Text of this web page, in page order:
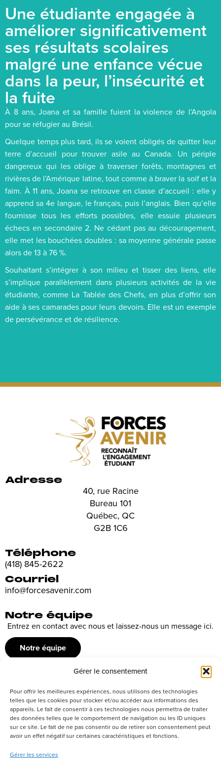
Gérer le consentement
Pour offrir les meilleures expériences, nous utilisons des technologies
telles que les cookies pour stocker et/ou accéder aux informations des
appareils. Le fait de consentir à ces technologies nous permettra de traiter
des données telles que le comportement de navigation ou les ID uniques
sur ce site. Le fait de ne pas consentir ou de retirer son consentement peut
avoir un effet négatif sur certaines caractéristiques et fonctions.
Gérer les services
Une étudiante engagée à
améliorer significativement
ses résultats scolaires
malgré une enfance vécue
dans la peur, l’insécurité et
la fuite
À 8 ans, Joana et sa famille fuient la violence de l’Angola
pour se réfugier au Brésil.
Quelque temps plus tard, ils se voient obligés de quitter leur
terre d’accueil pour trouver asile au Canada. Un périple
dangereux qui les oblige à traverser forêts, montagnes et
rivières de l’Amérique latine, tout comme à braver la soif et la
faim. À 11 ans, Joana se retrouve en classe d’accueil : elle y
apprend sa 4e langue, le français, puis l’anglais. Bien qu’elle
fournisse tous les efforts possibles, elle essuie plusieurs
échecs en secondaire 2. Ne cédant pas au découragement,
elle met les bouchées doubles : sa moyenne générale passe
alors de 13 à 76 %.
Souhaitant s’intégrer à son milieu et tisser des liens, elle
s’implique parallèlement dans plusieurs activités de la vie
étudiante, comme La Tablée des Chefs, en plus d’offrir son
aide à ses camarades pour leurs devoirs. Elle est un exemple
de persévérance et de résilience.
Adresse
40, rue Racine
Bureau 101
Québec, QC
G2B 1C6
Téléphone
(418) 845-2622
Courriel
info@forcesavenir.com
Notre équipe
Entrez en contact avec nous et laissez-nous un message ici.
Notre équipe
Recrutement
Découvrez nos offres d’emploi ou envoyez votre candidature
spontanée
Postuler